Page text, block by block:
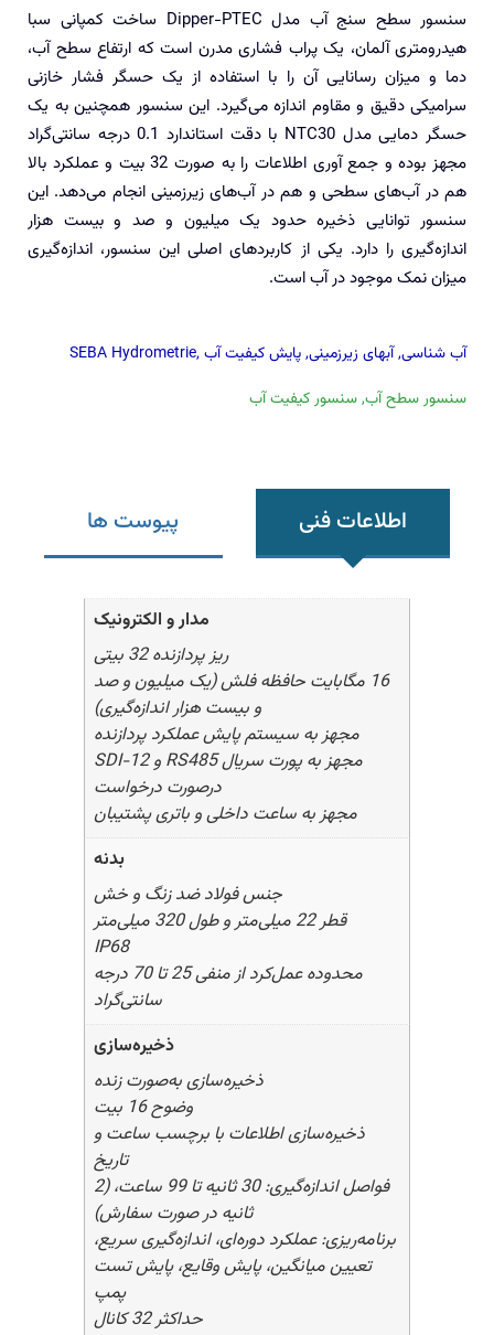
سنسور سطح سنج آب مدل Dipper-PTEC ساخت کمپانی سبا
هیدرومتری آلمان، یک پراب فشاری مدرن است که ارتفاع سطح آب،
دما و میزان رسانایی آن را با استفاده از یک حسگر فشار خازنی
سرامیکی دقیق و مقاوم اندازه می‌گیرد. این سنسور همچنین به یک
حسگر دمایی مدل NTC30 با دقت استاندارد 0.1 درجه سانتی‌گراد
مجهز بوده و جمع ‌آوری اطلاعات را به صورت 32 بیت و عملکرد بالا
هم در آب‌های سطحی و هم در آب‌های زیرزمینی انجام می‌دهد. این
سنسور توانایی ذخیره حدود یک میلیون و صد و بیست هزار
اندازه‌گیری را دارد. یکی از کاربردهای اصلی این سنسور، اندازه‌گیری
میزان نمک موجود در آب است.
SEBA Hydrometrie, آب شناسی,آبهای زیرزمینی,پایش کیفیت آب
سنسور سطح آب,سنسور کیفیت آب
اطلاعات فنی پیوست ها
مدار و الکترونیک
ریز پردازنده 32 بیتی
16 مگابایت حافظه فلش (یک میلیون و صد
و بیست هزار اندازه‌گیری)
مجهز به سیستم پایش عملکرد پردازنده
مجهز به پورت سریال RS485 و SDI-12
درصورت درخواست
مجهز به ساعت داخلی و باتری پشتیبان
بدنه
جنس فولاد ضد زنگ و خش
قطر 22 میلی‌متر و طول 320 میلی‌متر
IP68
محدوده عمل‌کرد از منفی 25 تا 70 درجه
سانتی‌گراد
ذخیره‌سازی
ذخیره‌سازی به‌صورت زنده
وضوح 16 بیت
ذخیره‌سازی اطلاعات با برچسب ساعت و
تاریخ
فواصل اندازه‌گیری: 30 ثانیه تا 99 ساعت، (2
ثانیه در صورت سفارش)
برنامه‌ریزی: عملکرد دوره‌ای، اندازه‌گیری سریع،
تعیین میانگین، پایش وقایع، پایش تست
پمپ
حداکثر 32 کانال